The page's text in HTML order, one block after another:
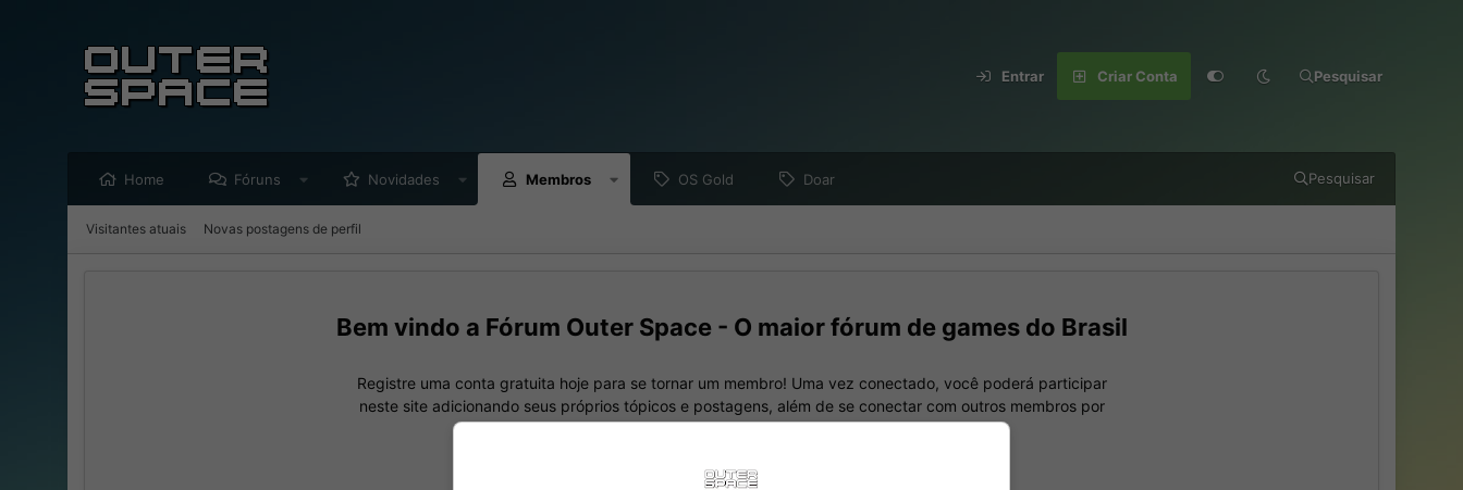
Entrar Criar Conta Pesquisar
Home Fóruns Novidades Membros OS Gold Doar Pesquisar
Visitantes atuais Novas postagens de perfil
Fórum Outer Space - O maior fórum de games do Brasil
Registre uma conta gratuita hoje para se tornar um membro! Uma vez conectado, você poderá participar
neste site adicionando seus próprios tópicos e postagens, além de se conectar com outros membros por
meio de sua própria caixa de entrada privada!